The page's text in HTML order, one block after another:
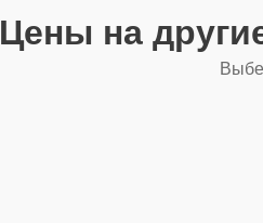
Цены на